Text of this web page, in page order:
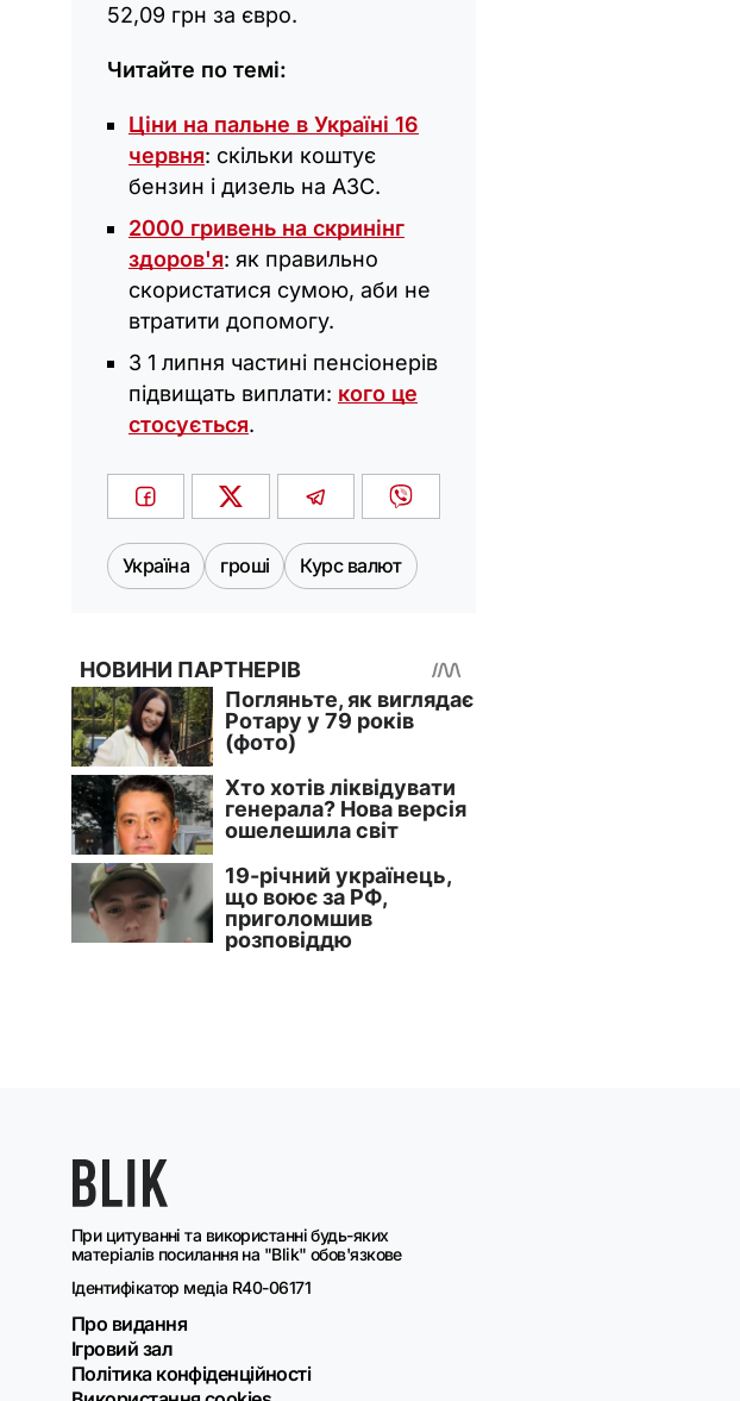
52,09 грн за євро.
Читайте по темі:
Ціни на пальне в Україні 16
червня: скільки коштує
бензин і дизель на АЗС.
2000 гривень на скринінг
здоров'я: як правильно
скористатися сумою, аби не
втратити допомогу.
3 1 липня частині пенсіонерів
підвищать виплати: кого це
стосується.
Україна гроші Курс валют
При цитуванні та використанні будь-яких
матеріалів посилання на "Blik" обов'язкове
Ідентифікатор медіа R40-06171
Про видання
Ігровий зал
Політика конфіденційності